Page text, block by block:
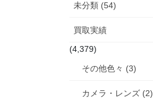
未分類 (54)
買取実績
(4,379)
その他色々 (3)
カメラ・レンズ (2)